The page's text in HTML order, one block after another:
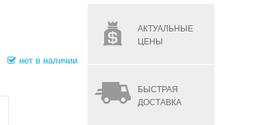
нет в наличии
АКТУАЛЬНЫЕ
ЦЕНЫ
БЫСТРАЯ
ДОСТАВКА